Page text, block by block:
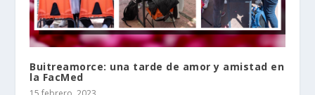
Buitreamorce: una tarde de amor y amistad en
la FacMed